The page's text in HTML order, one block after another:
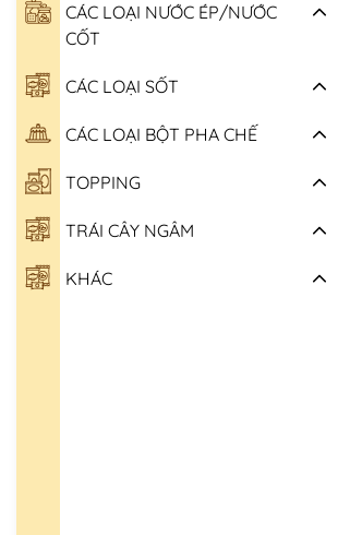
CÁC LOẠI NƯỚC ÉP/NƯỚC
CỐT
CÁC LOẠI SỐT
CÁC LOẠI BỘT PHA CHẾ
TOPPING
TRÁI CÂY NGÂM
KHÁC